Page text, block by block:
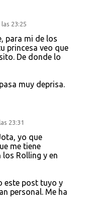
23:25
para mi de los
princesa veo que
De donde lo
muy deprisa.
23:31
yo que
me tiene
Rolling y en
este post tuyo y
personal. Me ha